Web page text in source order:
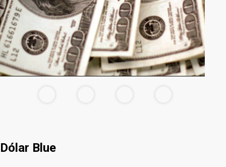
Dólar Blue